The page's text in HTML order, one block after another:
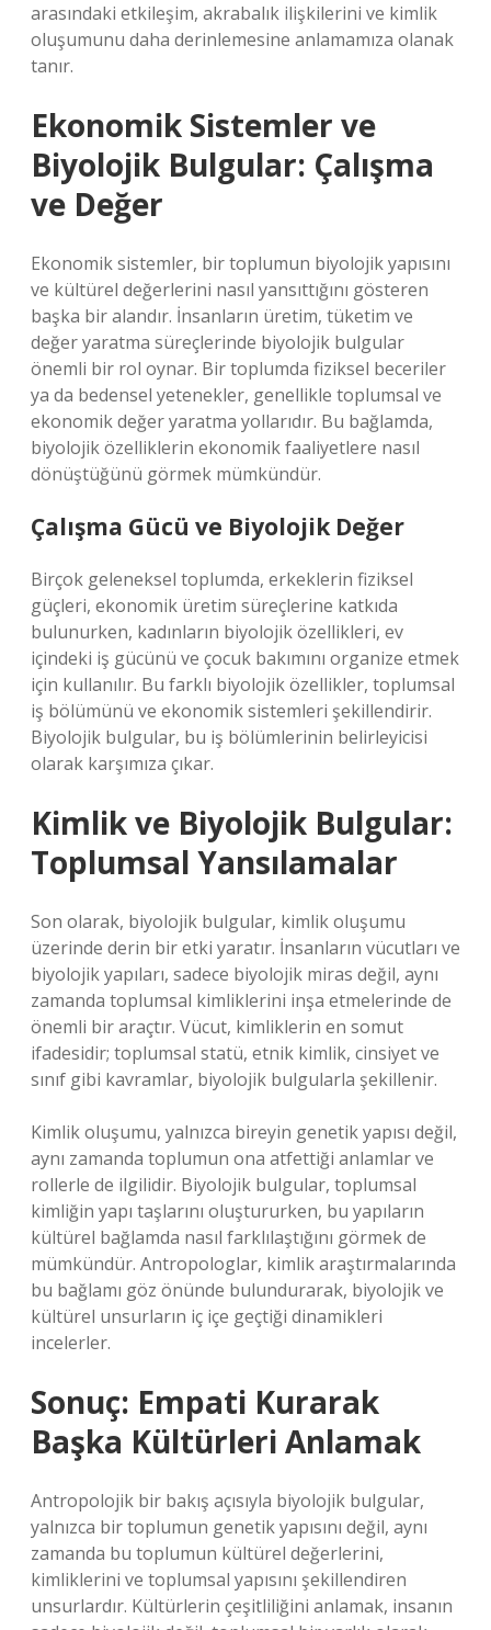
arasındaki etkileşim, akrabalık ilişkilerini ve kimlik
oluşumunu daha derinlemesine anlamamıza olanak
tanır.
Ekonomik Sistemler ve
Biyolojik Bulgular: Çalışma
ve Değer
Ekonomik sistemler, bir toplumun biyolojik yapısını
ve kültürel değerlerini nasıl yansıttığını gösteren
başka bir alandır. İnsanların üretim, tüketim ve
değer yaratma süreçlerinde biyolojik bulgular
önemli bir rol oynar. Bir toplumda fiziksel beceriler
ya da bedensel yetenekler, genellikle toplumsal ve
ekonomik değer yaratma yollarıdır. Bu bağlamda,
biyolojik özelliklerin ekonomik faaliyetlere nasıl
dönüştüğünü görmek mümkündür.
Çalışma Gücü ve Biyolojik Değer
Birçok geleneksel toplumda, erkeklerin fiziksel
güçleri, ekonomik üretim süreçlerine katkıda
bulunurken, kadınların biyolojik özellikleri, ev
içindeki iş gücünü ve çocuk bakımını organize etmek
için kullanılır. Bu farklı biyolojik özellikler, toplumsal
iş bölümünü ve ekonomik sistemleri şekillendirir.
Biyolojik bulgular, bu iş bölümlerinin belirleyicisi
olarak karşımıza çıkar.
Kimlik ve Biyolojik Bulgular:
Toplumsal Yansılamalar
Son olarak, biyolojik bulgular, kimlik oluşumu
üzerinde derin bir etki yaratır. İnsanların vücutları ve
biyolojik yapıları, sadece biyolojik miras değil, aynı
zamanda toplumsal kimliklerini inşa etmelerinde de
önemli bir araçtır. Vücut, kimliklerin en somut
ifadesidir; toplumsal statü, etnik kimlik, cinsiyet ve
sınıf gibi kavramlar, biyolojik bulgularla şekillenir.
Kimlik oluşumu, yalnızca bireyin genetik yapısı değil,
aynı zamanda toplumun ona atfettiği anlamlar ve
rollerle de ilgilidir. Biyolojik bulgular, toplumsal
kimliğin yapı taşlarını oluştururken, bu yapıların
kültürel bağlamda nasıl farklılaştığını görmek de
mümkündür. Antropologlar, kimlik araştırmalarında
bu bağlamı göz önünde bulundurarak, biyolojik ve
kültürel unsurların iç içe geçtiği dinamikleri
incelerler.
Sonuç: Empati Kurarak
Başka Kültürleri Anlamak
Antropolojik bir bakış açısıyla biyolojik bulgular,
yalnızca bir toplumun genetik yapısını değil, aynı
zamanda bu toplumun kültürel değerlerini,
kimliklerini ve toplumsal yapısını şekillendiren
unsurlardır. Kültürlerin çeşitliliğini anlamak, insanın